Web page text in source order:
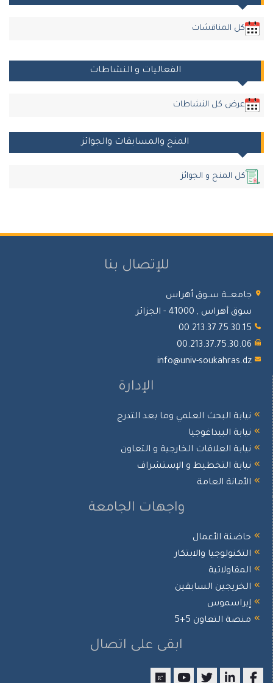
كل المناقشات
الفعاليات و النشاطات
عرض كل النشاطات
المنح والمسابقات والجوائز
كل المنح و الجوائز
للإتصال بنا
جامعـــة ســوق أهراس
سوق أهراس , 41000 - الجزائر
00.213.37.75.30.15
00.213.37.75.30.06
info@univ-soukahras.dz
الإدارة
نيابة البحث العلمي وما بعد التدرج
نيابة البيداغوجيا
نيابة العلاقات الخارجية و التعاون
نيابة التخطيط و الإستشراف
الأمانة العامة
واجهات الجامعة
حاضنة الأعمال
التكنولوجيا والابتكار
المقاولاتية
الخريجين السابقين
إيراسموس
منصة التعاون 5+5
ابقى على اتصال